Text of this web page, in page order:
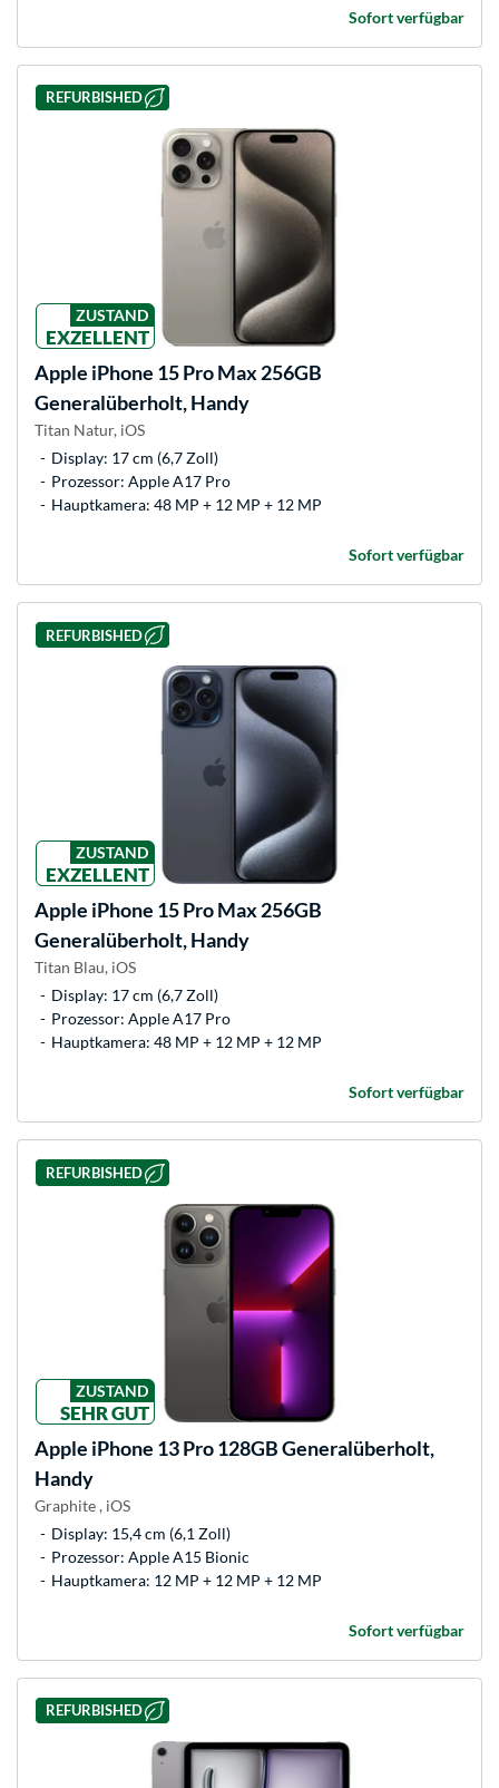
Sofort verfügbar
REFURBISHED
ZUSTAND
EXZELLENT
Apple iPhone 15 Pro Max 256GB
Generalüberholt, Handy
Titan Natur, iOS
Display: 17 cm (6,7 Zoll)
Prozessor: Apple A17 Pro
Hauptkamera: 48 MP + 12 MP + 12 MP
Sofort verfügbar
REFURBISHED
ZUSTAND
EXZELLENT
Apple iPhone 15 Pro Max 256GB
Generalüberholt, Handy
Titan Blau, iOS
Display: 17 cm (6,7 Zoll)
Prozessor: Apple A17 Pro
Hauptkamera: 48 MP + 12 MP + 12 MP
Sofort verfügbar
REFURBISHED
ZUSTAND
SEHR GUT
Apple iPhone 13 Pro 128GB Generalüberholt,
Handy
Graphite , iOS
Display: 15,4 cm (6,1 Zoll)
Prozessor: Apple A15 Bionic
Hauptkamera: 12 MP + 12 MP + 12 MP
Sofort verfügbar
REFURBISHED